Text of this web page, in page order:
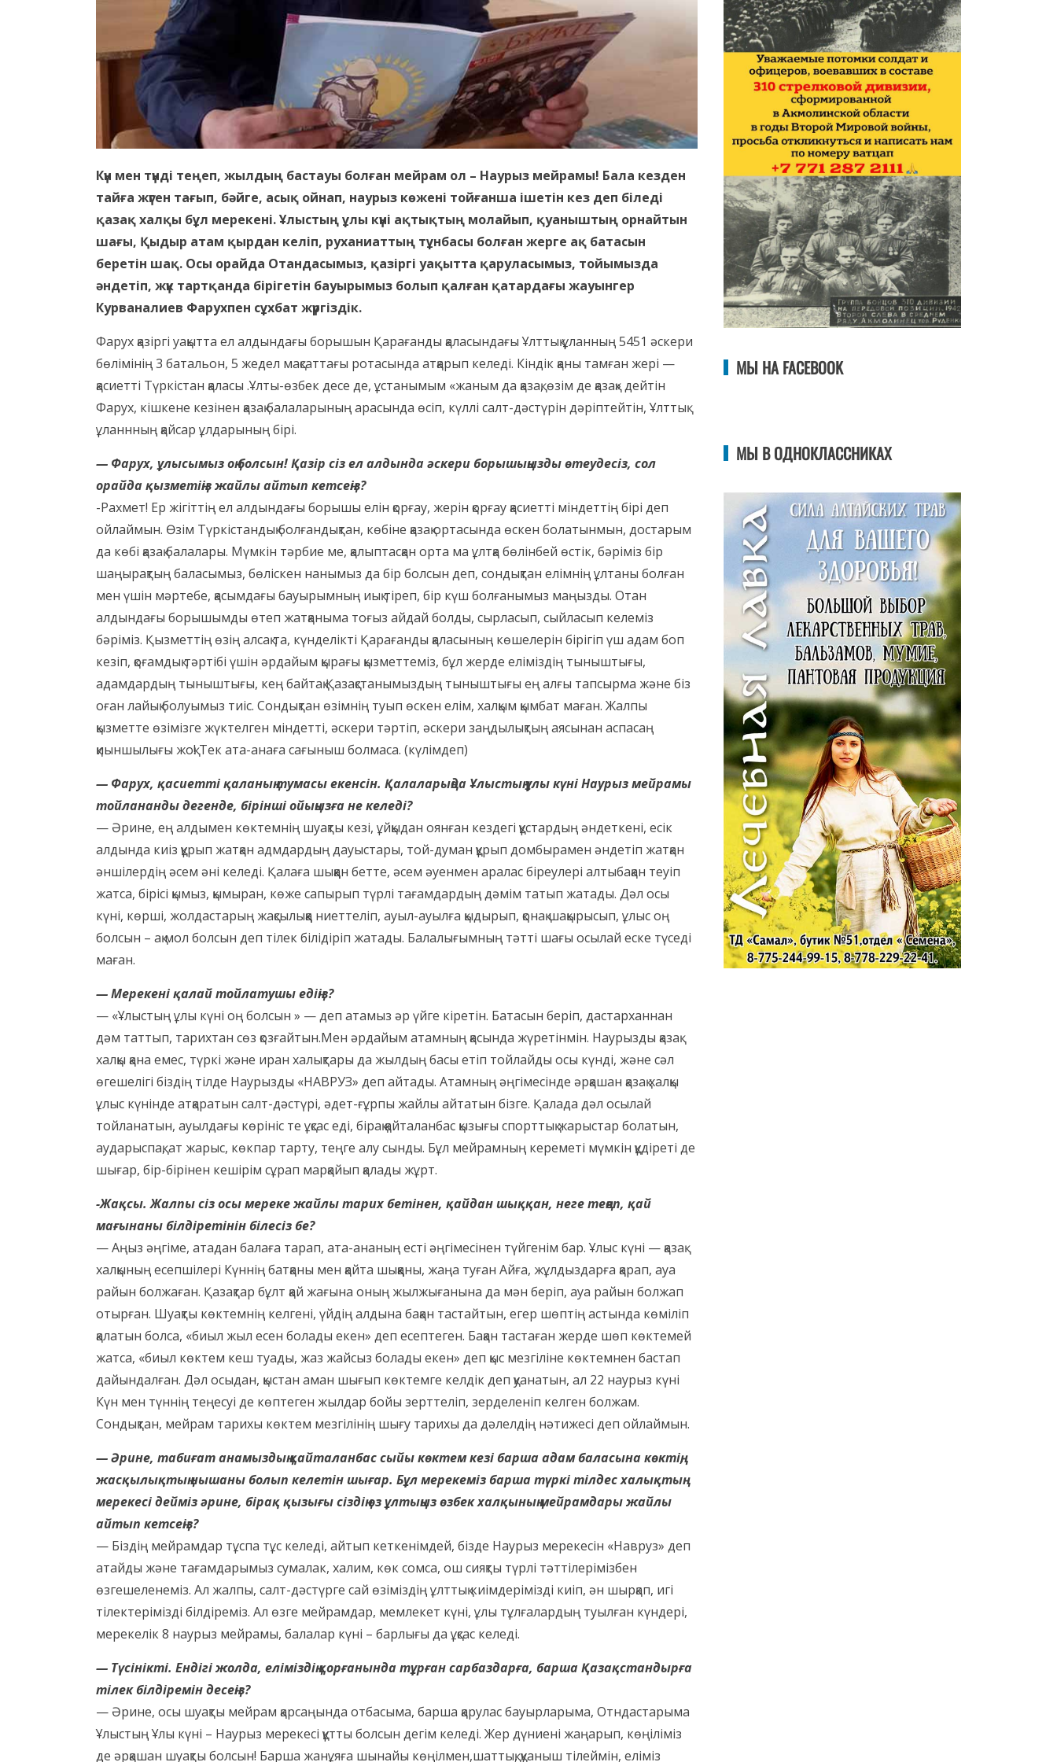
Күн мен түнді теңеп, жылдың бастауы болған мейрам ол – Наурыз мейрамы! Бала кезден
тайға жүген тағып, бәйге, асық ойнап, наурыз көжені тойғанша ішетін кез деп біледі
қазақ халқы бұл мерекені. Ұлыстың ұлы күні ақтықтың молайып, қуаныштың орнайтын
шағы, Қыдыр атам қырдан келіп, руханиаттың тұнбасы болған жерге ақ батасын
беретін шақ. Осы орайда Отандасымыз, қазіргі уақытта қаруласымыз, тойымызда
әндетіп, жүк тартқанда бірігетін бауырымыз болып қалған қатардағы жауынгер
Курваналиев Фарухпен сұхбат жүргіздік.
Фарух қазіргі уақытта ел алдындағы борышын Қарағанды қаласындағы Ұлттық ұланның 5451 әскери
бөлімінің 3 батальон, 5 жедел мақсаттағы ротасында атқарып келеді. Кіндік қаны тамған жері —
қасиетті Түркістан қаласы .Ұлты-өзбек десе де, ұстанымым «жаным да қазақ, өзім де қазақ» дейтін
Фарух, кішкене кезінен қазақ балаларының арасында өсіп, күллі салт-дәстүрін дәріптейтін, Ұлттық
ұланнның қайсар ұлдарының бірі.
— Фарух, ұлысымыз оң болсын! Қазір сіз ел алдында әскери борышыңызды өтеудесіз, сол
орайда қызметіңіз жайлы айтып кетсеңіз?
-Рахмет! Ер жігіттің ел алдындағы борышы елін қорғау, жерін қорғау қасиетті міндеттің бірі деп
ойлаймын. Өзім Түркістандық болғандықтан, көбіне қазақ ортасында өскен болатынмын, достарым
да көбі қазақ балалары. Мүмкін тәрбие ме, қалыптасқан орта ма ұлтқа бөлінбей өстік, бәріміз бір
шаңырақтың баласымыз, бөліскен нанымыз да бір болсын деп, сондықтан елімнің ұлтаны болған
мен үшін мәртебе, қасымдағы бауырымның иық тіреп, бір күш болғанымыз маңызды. Отан
алдындағы борышымды өтеп жатқаныма тоғыз айдай болды, сырласып, сыйласып келеміз
бәріміз. Қызметтің өзің алсақ та, күнделікті Қарағанды қаласының көшелерін бірігіп үш адам боп
кезіп, қоғамдық тәртібі үшін әрдайым қырағы қызметтеміз, бұл жерде еліміздің тыныштығы,
адамдардың тыныштығы, кең байтақ Қазақстанымыздың тыныштығы ең алғы тапсырма және біз
оған лайық болуымыз тиіс. Сондықтан өзімнің туып өскен елім, халқым қымбат маған. Жалпы
қызметте өзімізге жүктелген міндетті, әскери тәртіп, әскери заңдылықтың аясынан аспасаң
қиыншылығы жоқ! Тек ата-анаға сағыныш болмаса. (күлімдеп)
— Фарух, қасиетті қаланың тумасы екенсін. Қалаларыңда Ұлыстың ұлы күні Наурыз мейрамы
тойлананды дегенде, бірінші ойыңызға не келеді?
— Әрине, ең алдымен көктемнің шуақты кезі, ұйқыдан оянған кездегі құстардың әндеткені, есік
алдында киіз құрып жатқан адмдардың дауыстары, той-думан құрып домбырамен әндетіп жатқан
әншілердің әсем әні келеді. Қалаға шыққан бетте, әсем әуенмен аралас біреулері алтыбақан теуіп
жатса, бірісі қымыз, қымыран, көже сапырып түрлі тағамдардың дәмім татып жатады. Дәл осы
күні, көрші, жолдастарың жақсылыққа ниеттеліп, ауыл-ауылға қыдырып, қонақ шақырысып, ұлыс оң
болсын – ақ мол болсын деп тілек білідіріп жатады. Балалығымның тәтті шағы осылай еске түседі
маған.
— Мерекені қалай тойлатушы едіңіз?
— «Ұлыстың ұлы күні оң болсын » — деп атамыз әр үйге кіретін. Батасын беріп, дастарханнан
дәм таттып, тарихтан сөз қозғайтын.Мен әрдайым атамның қасында жүретінмін. Наурызды қазақ
халқы қана емес, түркі және иран халықтары да жылдың басы етіп тойлайды осы күнді, және сәл
өгешелігі біздің тілде Наурызды «НАВРУЗ» деп айтады. Атамның әңгімесінде әрқашан қазақ халқы
ұлыс күнінде атқаратын салт-дәстүрі, әдет-ғұрпы жайлы айтатын бізге. Қалада дәл осылай
тойланатын, ауылдағы көрініс те ұқсас еді, бірақ қайталанбас қызығы спорттық жарыстар болатын,
аударыспақ, ат жарыс, көкпар тарту, теңге алу сынды. Бұл мейрамның кереметі мүмкін құдіреті де
шығар, бір-бірінен кешірім сұрап марқайып қалады жұрт.
-Жақсы. Жалпы сіз осы мереке жайлы тарих бетінен, қайдан шыққан, неге теңеп, қай
мағынаны білдіретінін білесіз бе?
— Аңыз әңгіме, атадан балаға тарап, ата-ананың есті әңгімесінен түйгенім бар. Ұлыс күні — қазақ
халқының есепшілері Күннің батқаны мен қайта шыққаны, жаңа туған Айға, жұлдыздарға қарап, ауа
райын болжаған. Қазақтар бұлт қай жағына оның жылжығанына да мән беріп, ауа райын болжап
отырған. Шуақты көктемнің келгені, үйдің алдына бақан тастайтын, егер шөптің астында көміліп
қалатын болса, «биыл жыл есен болады екен» деп есептеген. Бақан тастаған жерде шөп көктемей
жатса, «биыл көктем кеш туады, жаз жайсыз болады екен» деп қыс мезгіліне көктемнен бастап
дайындалған. Дәл осыдан, қыстан аман шығып көктемге келдік деп қуанатын, ал 22 наурыз күні
Күн мен түннің теңесуі де көптеген жылдар бойы зерттеліп, зерделеніп келген болжам.
Сондықтан, мейрам тарихы көктем мезгілінің шығу тарихы да дәлелдің нәтижесі деп ойлаймын.
— Әрине, табиғат анамыздың қайталанбас сыйы көктем кезі барша адам баласына көктің,
жасқылықтың нышаны болып келетін шығар. Бұл мерекеміз барша түркі тілдес халықтың
мерекесі дейміз әрине, бірақ қызығы сіздің өз ұлтыңыз өзбек халқының мейрамдары жайлы
айтып кетсеңіз?
— Біздің мейрамдар тұспа тұс келеді, айтып кеткенімдей, бізде Наурыз мерекесін «Навруз» деп
атайды және тағамдарымыз сумалак, халим, көк сомса, ош сияқты түрлі тәттілерімізбен
өзгешеленеміз. Ал жалпы, салт-дәстүрге сай өзіміздің ұлттық киімдерімізді киіп, ән шырқап, игі
тілектерімізді білдіреміз. Ал өзге мейрамдар, мемлекет күні, ұлы тұлғалардың туылған күндері,
мерекелік 8 наурыз мейрамы, балалар күні – барлығы да ұқсас келеді.
— Түсінікті. Ендігі жолда, еліміздің қорғанында тұрған сарбаздарға, барша Қазақстандырға
тілек білдіремін десеңіз?
— Әрине, осы шуақты мейрам қарсаңында отбасыма, барша қарулас бауырларыма, Отндастарыма
Ұлыстың Ұлы күні – Наурыз мерекесі құтты болсын дегім келеді. Жер дүниені жаңарып, көңіліміз
де әрқашан шуақты болсын! Барша жанұяға шынайы көңілмен,шаттық, қуаныш тілеймін, еліміз
МЫ НА FACEBOOK
МЫ В ОДНОКЛАССНИКАХ